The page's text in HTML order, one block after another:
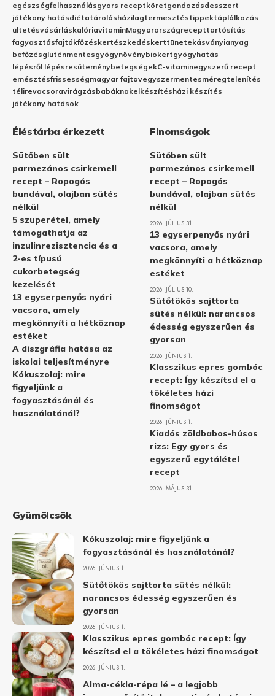
egészségfelhasználásgyors receptköretgondozásdesszert
jótékony hatásdiétatárolásházilagtermesztéstippektáplálkozás
ültetésvásárláskalóriavitaminMagyarországrecepttartósítás
fagyasztásfajtákfőzéskertészkedéskerttünetekásványianyag
befőzésgluténmentesgyógynövénybiokertgyógyhatás
lépésről lépésresüteménybetegségekC-vitaminegyszerű recept
emésztésfrissességmagyar fajtavegyszermentesméregtelenítés
télirevacsoravirágzásbabáknakelkészítésházi készítés
jótékony hatások
Éléstárba érkezett
Sütőben sült
parmezános csirkemell
recept – Ropogós
bundával, olajban sütés
nélkül
5 szuperétel, amely
támogathatja az
inzulinrezisztencia és a
2-es típusú
cukorbetegség
kezelését
13 egyserpenyős nyári
vacsora, amely
megkönnyíti a hétköznap
estéket
A diszgráfia hatása az
iskolai teljesítményre
Kókuszolaj: mire
figyeljünk a
fogyasztásánál és
használatánál?
Finomságok
Sütőben sült
parmezános csirkemell
recept – Ropogós
bundával, olajban sütés
nélkül
2026. JÚLIUS 31.
13 egyserpenyős nyári
vacsora, amely
megkönnyíti a hétköznap
estéket
2026. JÚLIUS 10.
Sütőtökös sajttorta
sütés nélkül: narancsos
édesség egyszerűen és
gyorsan
2026. JÚNIUS 1.
Klasszikus epres gombóc
recept: Így készítsd el a
tökéletes házi
finomságot
2026. JÚNIUS 1.
Kiadós zöldbabos-húsos
rizs: Egy gyors és
egyszerű egytálétel
recept
2026. MÁJUS 31.
Gyümölcsök
Kókuszolaj: mire figyeljünk a
fogyasztásánál és használatánál?
2026. JÚNIUS 1.
Sütőtökös sajttorta sütés nélkül:
narancsos édesség egyszerűen és
gyorsan
2026. JÚNIUS 1.
Klasszikus epres gombóc recept: Így
készítsd el a tökéletes házi finomságot
2026. JÚNIUS 1.
Alma-cékla-répa lé – a legjobb